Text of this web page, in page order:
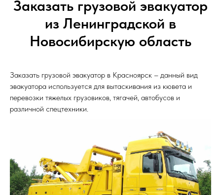
Заказать грузовой эвакуатор
из Ленинградской в
Новосибирскую область
Заказать грузовой эвакуатор в Красноярск – данный вид
эвакуатора используется для вытаскивания из кювета и
перевозки тяжелых грузовиков, тягачей, автобусов и
различной спецтехники.